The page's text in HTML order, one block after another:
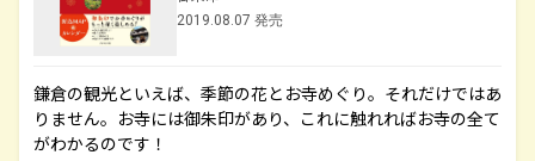
2019.08.07 発売
鎌倉の観光といえば、季節の花とお寺めぐり。それだけではあ
りません。お寺には御朱印があり、これに触れればお寺の全て
がわかるのです！